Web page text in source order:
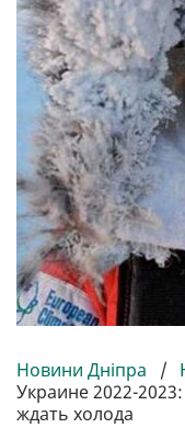
Новини Дніпра /
Украине 2022-
ждать холода